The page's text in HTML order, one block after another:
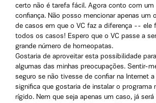
certo não é tarefa fácil. Agora conto com um
confiança. Não posso mencionar apenas um
de casos em que o VC faz a diferença -- ele
todos os casos! Espero que o VC passe a
grande número de homeopatas.
Gostaria de aproveitar esta possibilidade
algumas das minhas preocupações. Sentir-
seguro se não tivesse de confiar na Internet
significa que gostaria de instalar o programa
rígido. Nem que seja apenas um caso, já